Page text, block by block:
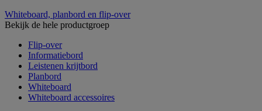
Whiteboard, planbord en flip-over
Bekijk de hele productgroep
Flip-over
Informatiebord
Leistenen krijtbord
Planbord
Whiteboard
Whiteboard accessoires